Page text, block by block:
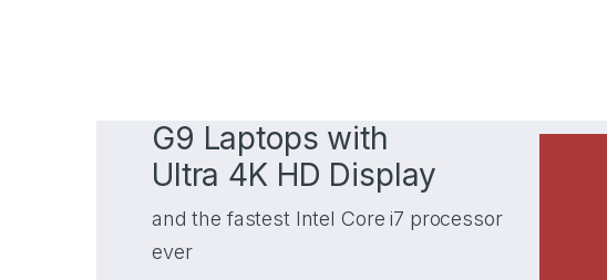
G9 Laptops with
Ultra 4K HD Display
and the fastest Intel Core i7 processor
ever